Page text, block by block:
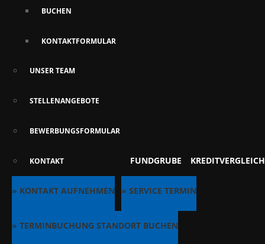
BUCHEN
KONTAKTFORMULAR
UNSER TEAM
STELLENANGEBOTE
BEWERBUNGSFORMULAR
KONTAKT FUNDGRUBE KREDITVERGLEICH
» KONTAKT AUFNEHMEN » SERVICE TERMIN
» TERMINBUCHUNG STANDORT BUCHEN